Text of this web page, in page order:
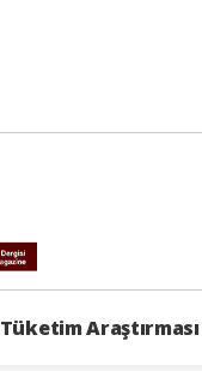
Tüketim Araştırması